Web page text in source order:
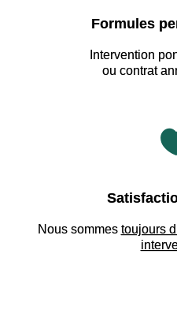
Formules
Intervention
ou contrat
Nous sommes toujours